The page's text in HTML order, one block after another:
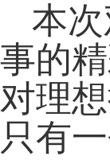
本
事的
对理
只有